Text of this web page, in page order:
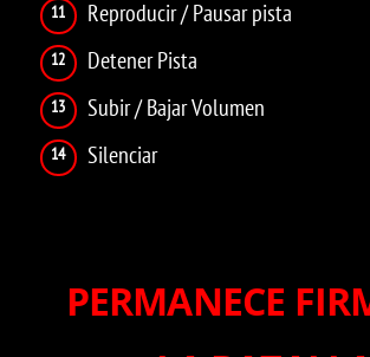
Reproducir / Pausar pista
Detener Pista
Subir / Bajar Volumen
Silenciar
PERMANECE